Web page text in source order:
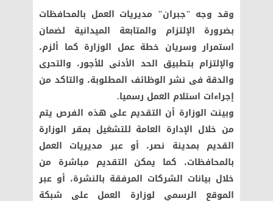
وقد وجه "جبران" مديريات العمل بالمحافظات
بضرورة الإلتزام والمتابعة الميدانية لضمان
استمرار وسريان خطة عمل الوزارة كما ألزم،
والإلتزام بتطبيق الحد الأدنى للأجور، والتحرى
والدقة فى نشر الوظائف المطلوبة، والتاكد من
إجراءات استلام العمل رسميا.
وبينت الوزارة أن التقديم على هذه الفرص يتم
من خلال الإدارة العامة للتشغيل بمقر الوزارة
القديم بمدينة نصر، أو عبر مديريات العمل
بالمحافظات، كما يمكن التقديم مباشرة من
خلال بيانات الشركات المرفقة بالنشرة، أو عبر
الموقع الرسمي لوزارة العمل على شبكة